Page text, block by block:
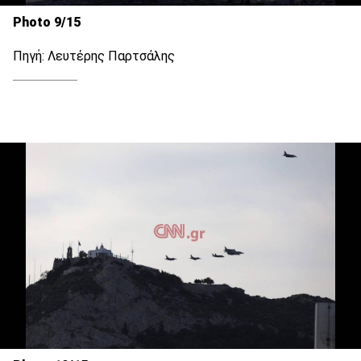
Photo 9/15
Πηγή: Λευτέρης Παρτσάλης